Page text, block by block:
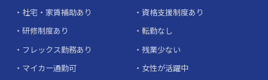
社宅・家賃補助あり
資格支援制度あり
研修制度あり
転勤なし
フレックス勤務あり
残業少ない
マイカー通勤可
女性が活躍中